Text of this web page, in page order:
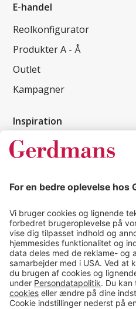
E-handel
Reolkonfigurator
Produkter A - Å
Outlet
Kampagner
Inspiration
Kundereferencer
Tips & guides
Kontakt
salg@gerdmans.dk
49 18 07 07
Salgsafdeling åbningstider